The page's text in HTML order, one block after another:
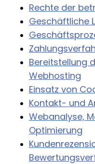
Rechte der
Geschäftliche
Bereitstellung
Webhosting
Einsatz von
Kontakt- und
Webanalyse,
Optimierung